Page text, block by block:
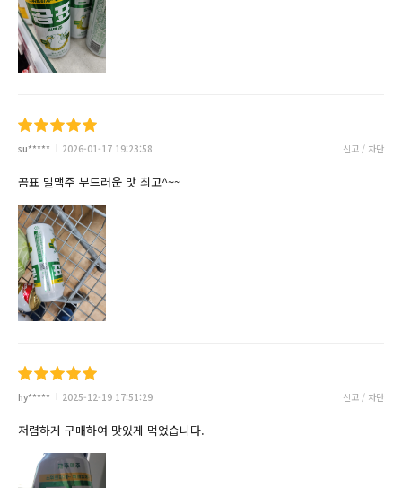
su***** 2026-01-17 19:23:58 신고 / 차단
곰표 밀맥주 부드러운 맛 최고^~~
hy***** 2025-12-19 17:51:29 신고 / 차단
저렴하게 구매하여 맛있게 먹었습니다.